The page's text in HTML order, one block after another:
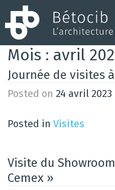
content
Mois : avril
Journée de visites
Posted on 24 avril 2023
Posted in Visites
Visite du
Cemex »